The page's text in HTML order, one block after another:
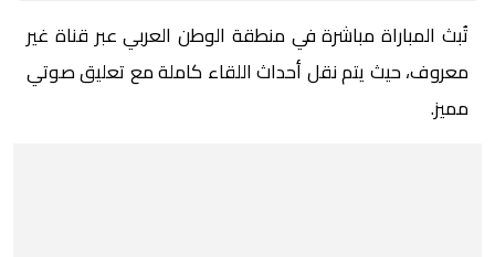
تُبث المباراة مباشرة في منطقة الوطن العربي عبر قناة غير
معروف، حيث يتم نقل أحداث اللقاء كاملة مع تعليق صوتي
مميز.